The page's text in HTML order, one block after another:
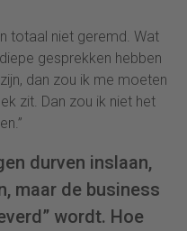
totaal niet geremd. Wat
gesprekken hebben
dan zou ik me moeten
zit. Dan zou ik niet het
durven inslaan,
maar de business
wordt. Hoe